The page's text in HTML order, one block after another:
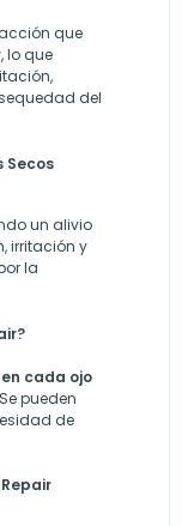
que
, lo que
del
Secos
un alivio
irritación y
la
cada ojo
pueden
de